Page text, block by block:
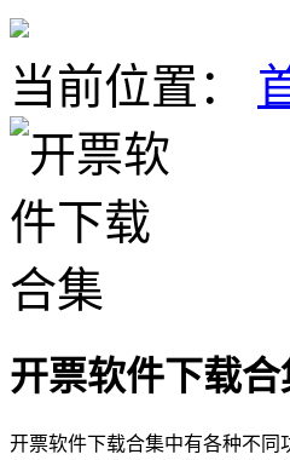
当前位置：
开票软件下载合
开票软件下载合集中有各种不同